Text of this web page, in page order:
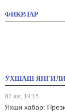
ФИКРЛАР
ЎХШАШ
07 авг, 19:15
Яхши хабар: